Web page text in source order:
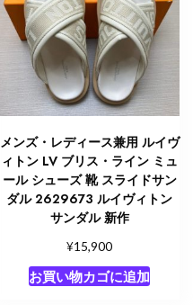
メンズ・レディース兼用 ルイヴ
ィトン LV ブリス・ライン ミュ
ール シューズ 靴 スライドサン
ダル 2629673 ルイヴィトン
サンダル 新作
¥15,900
お買い物カゴに追加